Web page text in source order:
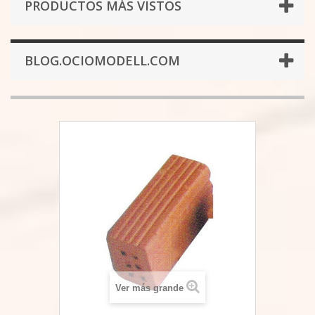
PRODUCTOS MÁS VISTOS
BLOG.OCIOMODELL.COM
Ver más grande